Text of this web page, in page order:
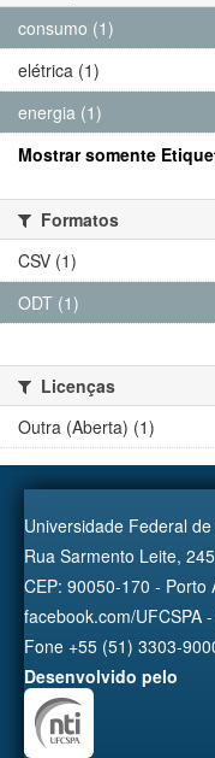
consumo (1)
elétrica (1)
energia (1)
Mostrar somente
Formatos
CSV (1)
ODT (1)
Licenças
Outra (Aberta) (1)
Universidade Federal
Rua Sarmento Leite,
CEP: 90050-170 - Porto
facebook.com/UFCSPA
Fone +55 (51) 3303-
Desenvolvido pelo